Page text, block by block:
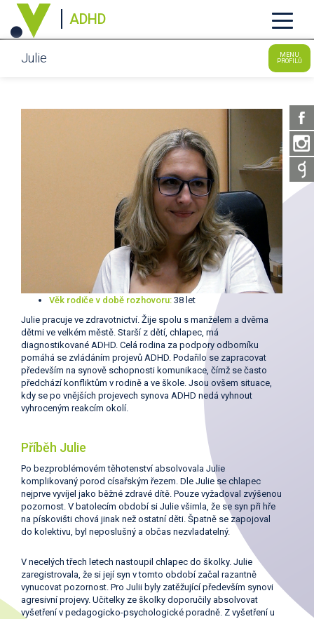
ADHD
Julie
MENU
PROFILŮ
Věk rodiče v době rozhovoru: 38 let
Julie pracuje ve zdravotnictví. Žije spolu s manželem a dvěma
dětmi ve velkém městě. Starší z dětí, chlapec, má
diagnostikované ADHD. Celá rodina za podpory odborníku
pomáhá se zvládáním projevů ADHD. Podařilo se zapracovat
především na synově schopnosti komunikace, čímž se často
předchází konfliktům v rodině a ve škole. Jsou ovšem situace,
kdy se po vnějších projevech synova ADHD nedá vyhnout
vyhroceným reakcím okolí.
Příběh Julie
Po bezproblémovém těhotenství absolvovala Julie
komplikovaný porod císařským řezem. Dle Julie se chlapec
nejprve vyvíjel jako běžné zdravé dítě. Pouze vyžadoval zvýšenou
pozornost. V batolecím období si Julie všimla, že se syn při hře
na pískovišti chová jinak než ostatní děti. Špatně se zapojoval
do kolektivu, byl neposlušný a občas nezvladatelný.
V necelých třech letech nastoupil chlapec do školky. Julie
zaregistrovala, že si její syn v tomto období začal razantně
vynucovat pozornost. Pro Julii byly zatěžující především synovi
agresivní projevy. Učitelky ze školky doporučily absolvovat
vyšetření v pedagogicko-psychologické poradně. Z vyšetření u